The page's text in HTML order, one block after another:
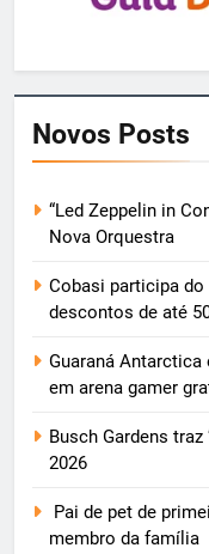
Novos Posts
“Led Zeppelin in
Nova Orquestra
Cobasi participa do
descontos de até
Guaraná
em arena gamer
Busch Gardens traz
2026
Pai de pet de
membro da família